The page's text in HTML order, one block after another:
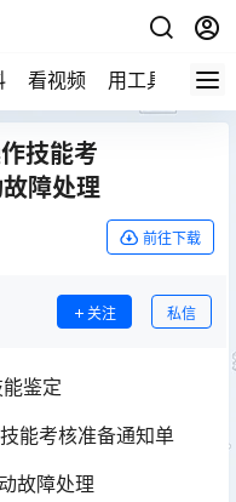
看视频 用工具 论技
技能考
障处理
前往下载
关注 私信
鉴定
能考核准备通知单
故障处理